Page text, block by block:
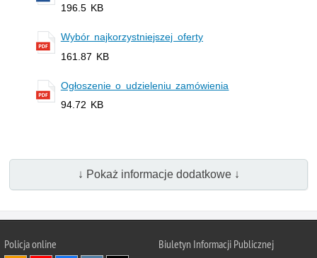
196.5 KB
Wybór najkorzystniejszej oferty
161.87 KB
Ogłoszenie o udzieleniu zamówienia
94.72 KB
↓ Pokaż informacje dodatkowe ↓
Policja online Biuletyn Informacji Publicznej